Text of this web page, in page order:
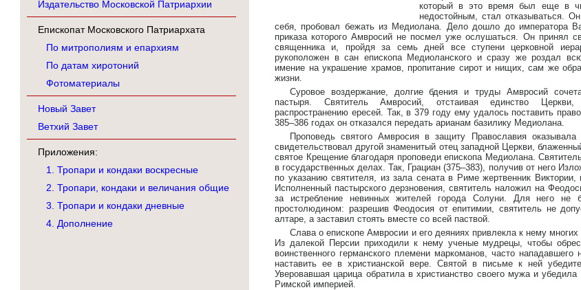
Издательство Московской Патриархии
Епископат Московского Патриархата
По митрополиям и епархиям
По датам хиротоний
Фотоматериалы
Новый Завет
Ветхий Завет
Приложения:
1. Тропари и кондаки воскресные
2. Тропари, кондаки и величания общие
3. Тропари и кондаки дневные
4. Дополнение
который в это время был еще в
недостойным, стал отказываться.
себя, пробовал бежать из Медиолана. Дело дошло до императора
приказа которого Амвросий не посмел уже ослушаться. Он принял
священника и, пройдя за семь дней все ступени церковной
рукоположен в сан епископа Медиоланского и сразу же роздал
имение на украшение храмов, пропитание сирот и нищих, сам же
жизни.
Суровое воздержание, долгие бдения и труды Амвросий
пастыря. Святитель Амвросий, отстаивая единство Церкви,
распространению ересей. Так, в 379 году ему удалось поставить
385–386 годах он отказался передать арианам базилику Медиолана.
Проповедь святого Амвросия в защиту Православия
свидетельствовал другой знаменитый отец западной Церкви,
святое Крещение благодаря проповеди епископа Медиолана.
в государственных делах. Так, Грациан (375–383), получив от него
по указанию святителя, из зала сената в Риме жертвенник
Исполненный пастырского дерзновения, святитель наложил на
за истребление невинных жителей города Солуни. Для него
простолюдином: разрешив Феодосия от епитимии, святитель не
алтаре, а заставил стоять вместе со всей паствой.
Слава о епископе Амвросии и его деяниях привлекла к нему многих
Из далекой Персии приходили к нему ученые мудрецы, чтобы
воинственного германского племени маркоманов, часто
наставить ее в христианской вере. Святой в письме к ней
Уверовавшая царица обратила в христианство своего мужа и
Римской империей.